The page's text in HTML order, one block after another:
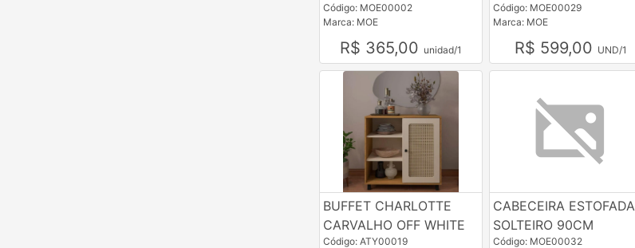
Código: MOE00002
Marca: MOE
R$ 365,00 unidad/1
Código: MOE00029
Marca: MOE
R$ 599,00 UND/1
BUFFET CHARLOTTE
CARVALHO OFF WHITE
Código: ATY00019
CABECEIRA ESTOFADA
SOLTEIRO 90CM
Código: MOE00032